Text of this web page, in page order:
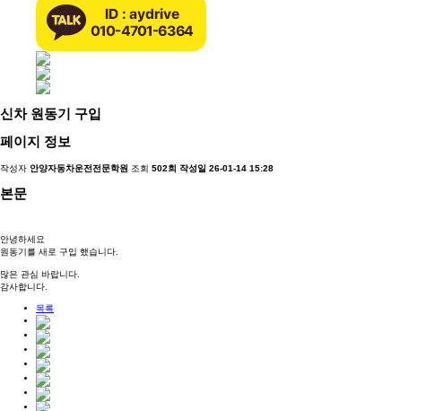
신차 원동기 구입
페이지 정보
작성자 안양자동차운전전문학원 조회 502회 작성일 26-01-14 15:28
본문
안녕하세요
원동기를 새로 구입 했습니다.
많은 관심 바랍니다.
감사합니다.
목록